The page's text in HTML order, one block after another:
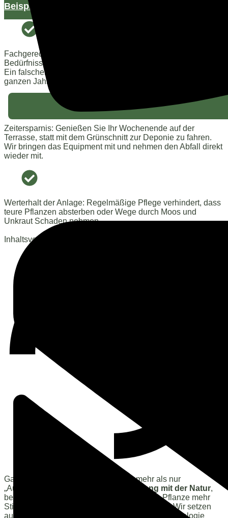
Beispiele entdecken
Fachgerechter Schnitt: Wir kennen die unterschiedlichen
Bedürfnisse von Ziergehölzen, Obstbäumen und Hecken.
Ein falscher Schnitt zur falschen Zeit kann die Blüte eines
ganzen Jahres kosten.
Zeitersparnis: Genießen Sie Ihr Wochenende auf der
Terrasse, statt mit dem Grünschnitt zur Deponie zu fahren.
Wir bringen das Equipment mit und nehmen den Abfall direkt
wieder mit.
Werterhalt der Anlage: Regelmäßige Pflege verhindert, dass
teure Pflanzen absterben oder Wege durch Moos und
Unkraut Schaden nehmen.
Inhaltsverzeichnis
Gartenpflege bei der Voigt GmbH ist mehr als nur
„Aufräumen“. Es ist ein
sensibler Umgang mit der Natur,
bei dem wir genau hinschauen: Braucht die Pflanze mehr
Stickstoff? Hat sich ein Schädling eingenistet? Wir setzen
auf nachhaltige Pflegemethoden, die die Bodenbiologie